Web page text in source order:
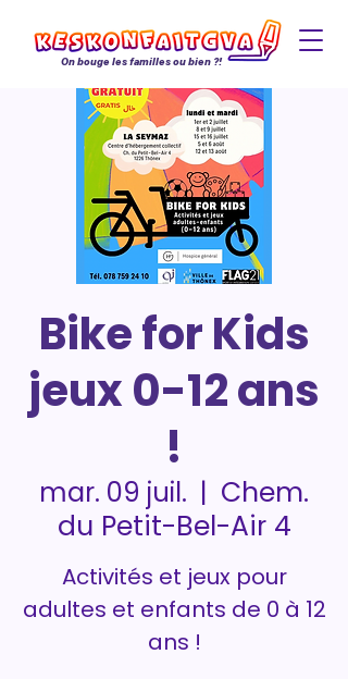
On bouge les familles ou bien ?!
Bike for Kids
jeux 0-12 ans
!
mar. 09 juil.
  |
Chem.
du Petit-Bel-Air 4
Activités et jeux pour
adultes et enfants de 0 à 12
ans !